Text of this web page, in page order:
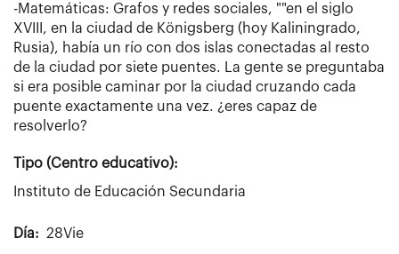
-Matemáticas: Grafos y redes sociales, ""en el siglo
XVIII, en la ciudad de Königsberg (hoy Kaliningrado,
Rusia), había un río con dos islas conectadas al resto
de la ciudad por siete puentes. La gente se preguntaba
si era posible caminar por la ciudad cruzando cada
puente exactamente una vez. ¿eres capaz de
resolverlo?
Tipo (Centro educativo):
Instituto de Educación Secundaria
Día 28Vie